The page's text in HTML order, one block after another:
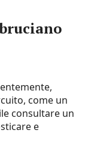
come un
consultare un
e